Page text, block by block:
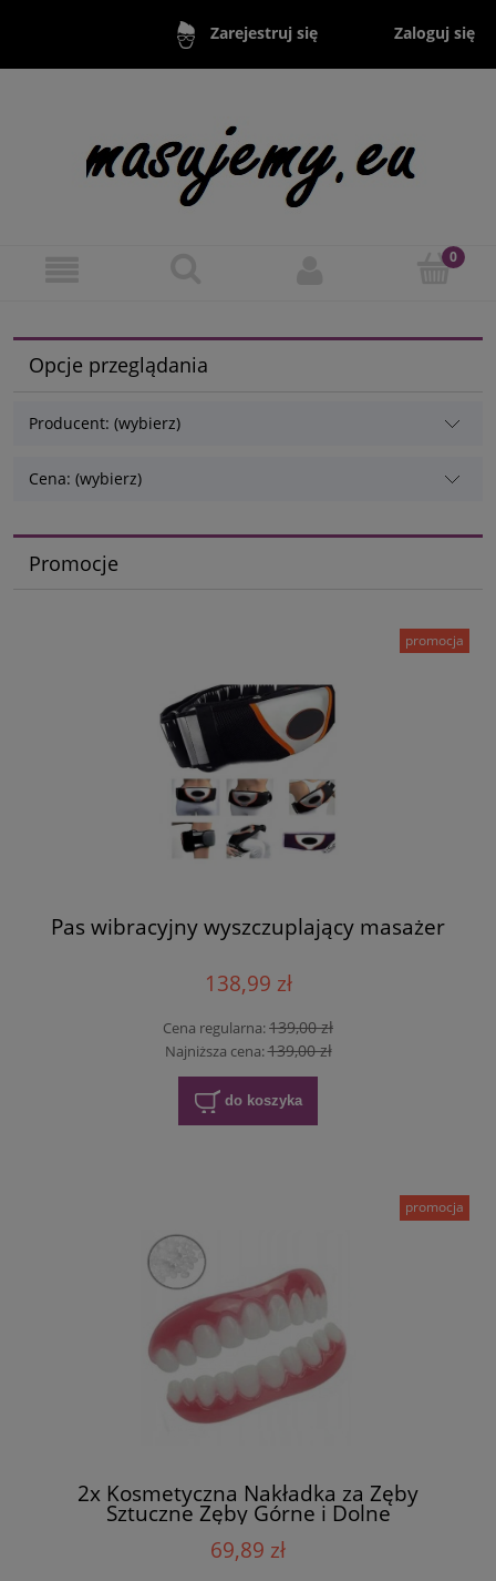
Zarejestruj się Zaloguj się
Opcje przeglądania
Producent: (wybierz)
Cena: (wybierz)
Promocje
Pas wibracyjny wyszczuplający masażer
138,99 zł
Cena regularna:139,00 zł
Najniższa cena:139,00 zł
do koszyka
promocja
2x Kosmetyczna Nakładka za Zęby
Sztuczne Zęby Górne i Dolne
69,89 zł
promocja